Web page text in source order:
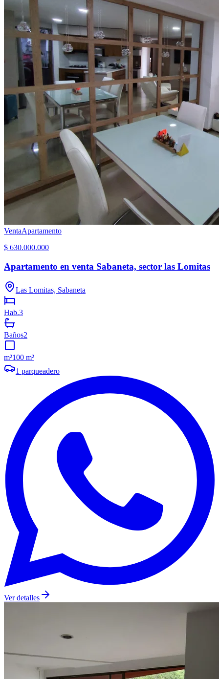
VentaApartamento
$ 630.000.000
Apartamento en venta Sabaneta, sector las Lomitas
Las Lomitas, Sabaneta
Hab.3
Baños2
m²100 m²
1 parqueadero
Ver detalles